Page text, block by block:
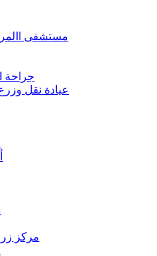
مستشفى
جراحة
عيادة نقل
مركز